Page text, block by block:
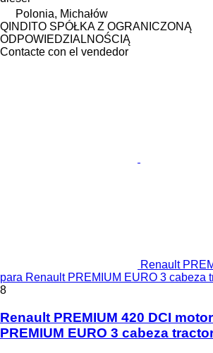
Polonia, Michałów
QINDITO SPÓŁKA Z OGRANICZONĄ
ODPOWIEDZIALNOŚCIĄ
Contacte con el vendedor
Renault
para Renault PREMIUM EURO 3 cabeza
8
Renault PREMIUM 420 DCI
PREMIUM EURO 3 cabeza